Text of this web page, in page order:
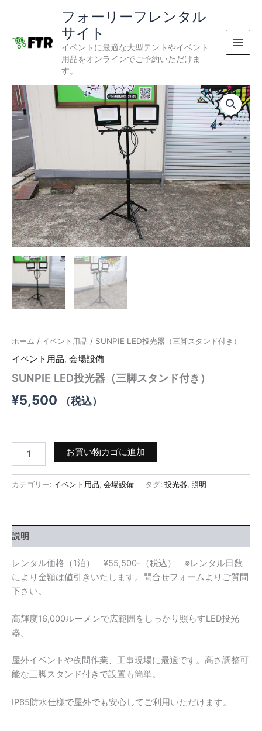
フォーリーフレンタル
サイト
イベントに最適な大型テントやイベント
用品をオンラインでご予約いただけま
す。
ホーム / イベント用品 / SUNPIE LED投光器（三脚スタンド付き）
イベント用品, 会場設備
SUNPIE LED投光器（三脚スタンド付き）
¥5,500 （税込）
光
ス
タ
ド
付
き）
お買い物カゴに追加
カテゴリー: イベント用品, 会場設備 タグ: 投光器, 照明
説明
レンタル価格（1泊） ¥55,500-（税込） ※レンタル日数
により金額は値引きいたします。問合せフォームよりご質問
下さい。
高輝度16,000ルーメンで広範囲をしっかり照らすLED投光
器。
屋外イベントや夜間作業、工事現場に最適です。高さ調整可
能な三脚スタンド付きで設置も簡単。
IP65防水仕様で屋外でも安心してご利用いただけます。